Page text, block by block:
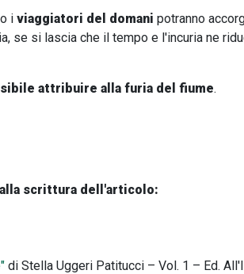
i viaggiatori del domani potranno
se si lascia che il tempo e l'incuria ne
attribuire alla furia del fiume.
scrittura dell'articolo:
di Stella Uggeri Patitucci – Vol. 1 – Ed.